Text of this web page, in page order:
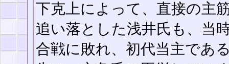
下克上によって、直接の主
追い落とした浅井氏も、当
合戦に敗れ、初代当主であ